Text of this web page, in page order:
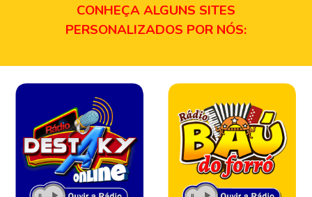
CONHEÇA ALGUNS SITES
PERSONALIZADOS POR NÓS: